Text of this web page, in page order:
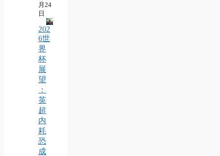
月24
日
202
6世
界
杯
展
望
：
英
超
内
耗
恐
成